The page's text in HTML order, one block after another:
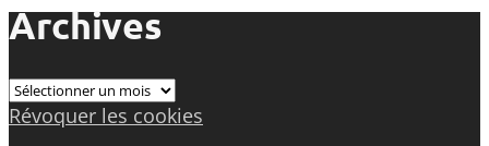
Archives
Archives
Révoquer les cookies